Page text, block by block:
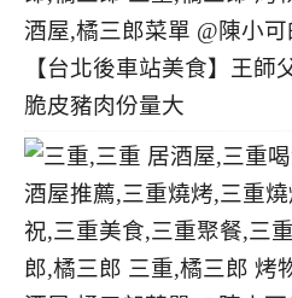
【台北後車站美食】王師
脆皮豬肉份量大